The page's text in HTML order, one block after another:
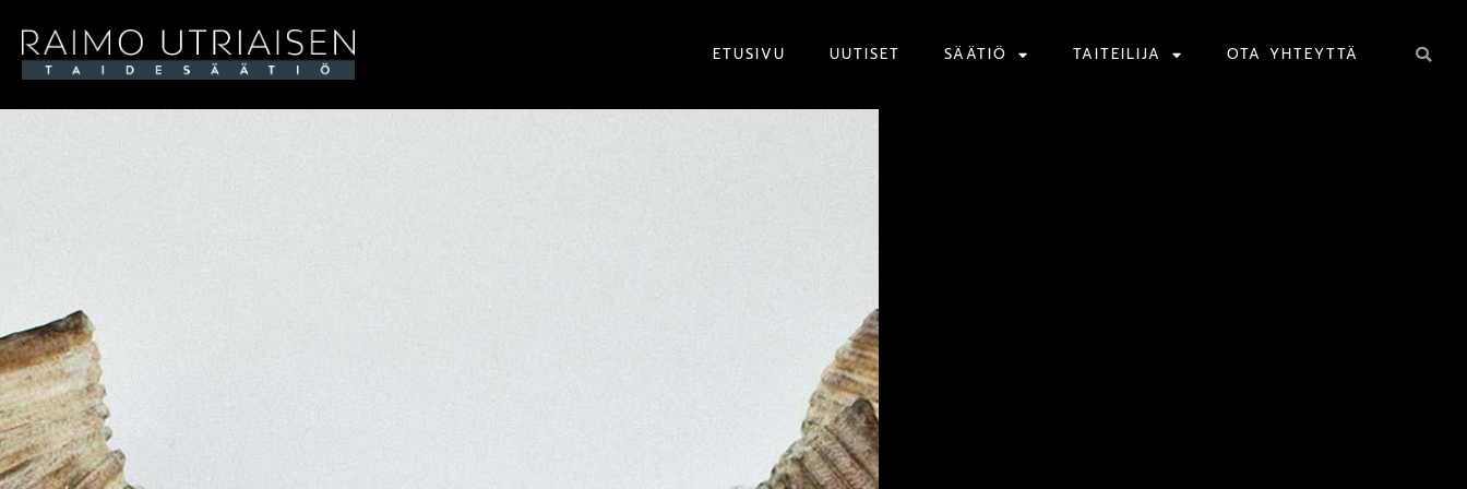
ETUSIVU UUTISET SÄÄTIÖ TAITEILIJA OTA YHTEYTTÄ